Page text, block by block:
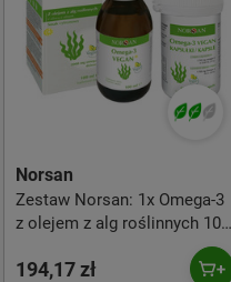
Norsan
Zestaw Norsan: 1x Omega-3
z olejem z alg roślinnych 100
ml smak cytryna Vegan i 1x
Omega-3 roślinny olej z Alg
194,17 zł